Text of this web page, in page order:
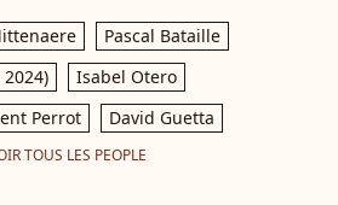
Pascal Bataille
Isabel Otero
Perrot David Guetta
TOUS LES PEOPLE